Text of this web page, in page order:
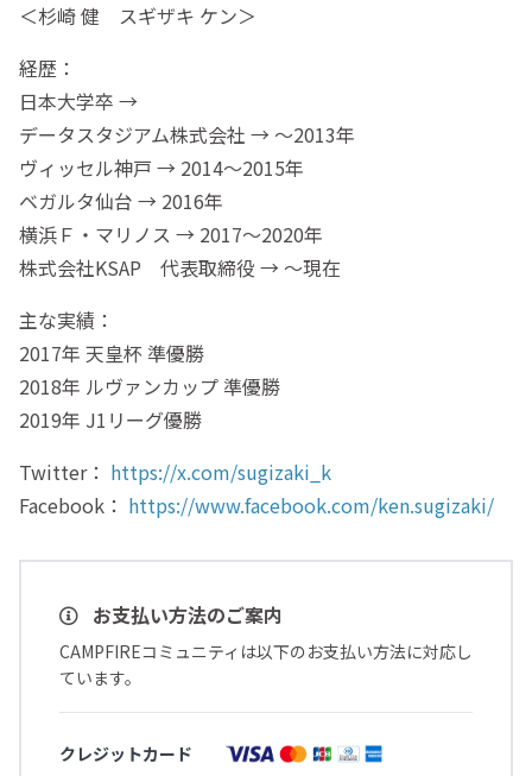
＜杉崎 健 スギザキ ケン＞
経歴：
日本大学卒 →
データスタジアム株式会社 → 〜2013年
ヴィッセル神戸 → 2014〜2015年
ベガルタ仙台 → 2016年
横浜Ｆ・マリノス → 2017〜2020年
株式会社KSAP 代表取締役 → 〜現在
主な実績：
2017年 天皇杯 準優勝
2018年 ルヴァンカップ 準優勝
2019年 J1リーグ優勝
Twitter： https://x.com/sugizaki_k
Facebook： https://www.facebook.com/ken.sugizaki/
お支払い方法のご案内
CAMPFIREコミュニティは以下のお支払い方法に対応し
ています。
クレジットカード